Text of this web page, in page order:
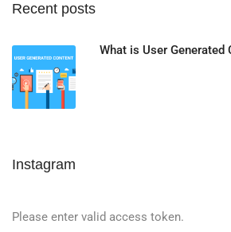
Recent posts
What is User Generated
Instagram
Please enter valid access token.